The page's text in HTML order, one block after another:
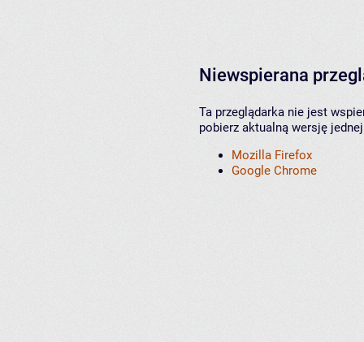
Niewspierana
Ta przeglądarka nie jest
pobierz aktualną wersję
Mozilla Firefox
Google Chrome